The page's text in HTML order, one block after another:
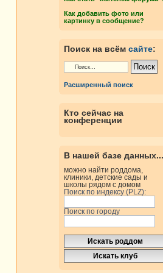
Как добавить фото или
картинку в сообщение?
Поиск на всём сайте:
Расширенный поиск
Кто сейчас на
конференции
В нашей базе данных...
можно найти роддома,
клиники, детские сады и
школы рядом с домом
Поиск по индексу (PLZ):
Поиск по городу